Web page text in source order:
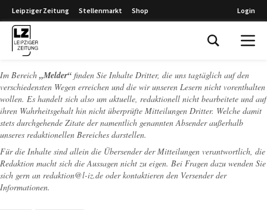
Leipziger Zeitung Stellenmarkt Shop Login
Im Bereich „Melder“ finden Sie Inhalte Dritter, die uns tagtäglich auf den
verschiedensten Wegen erreichen und die wir unseren Lesern nicht vorenthalten
wollen. Es handelt sich also um aktuelle, redaktionell nicht bearbeitete und auf
ihren Wahrheitsgehalt hin nicht überprüfte Mitteilungen Dritter. Welche damit
stets durchgehende Zitate der namentlich genannten Absender außerhalb
unseres redaktionellen Bereiches darstellen.
Für die Inhalte sind allein die Übersender der Mitteilungen verantwortlich, die
Redaktion macht sich die Aussagen nicht zu eigen. Bei Fragen dazu wenden Sie
sich gern an redaktion@l-iz.de oder kontaktieren den Versender der
Informationen.